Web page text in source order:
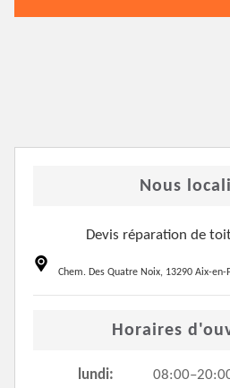
Nous
Devis réparation de
Chem. Des Quatre Noix, 13290 Aix-en-
Horaires
lundi: